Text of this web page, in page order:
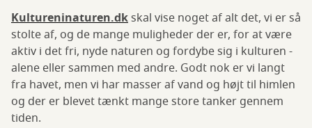
Kultureninaturen.dkskal vise noget af alt det, vi er så
stolte af, og de mange muligheder der er, for at være
aktiv i det fri, nyde naturen og fordybe sig i kulturen -
alene eller sammen med andre. Godt nok er vi langt
fra havet, men vi har masser af vand og højt til himlen
og der er blevet tænkt mange store tanker gennem
tiden.